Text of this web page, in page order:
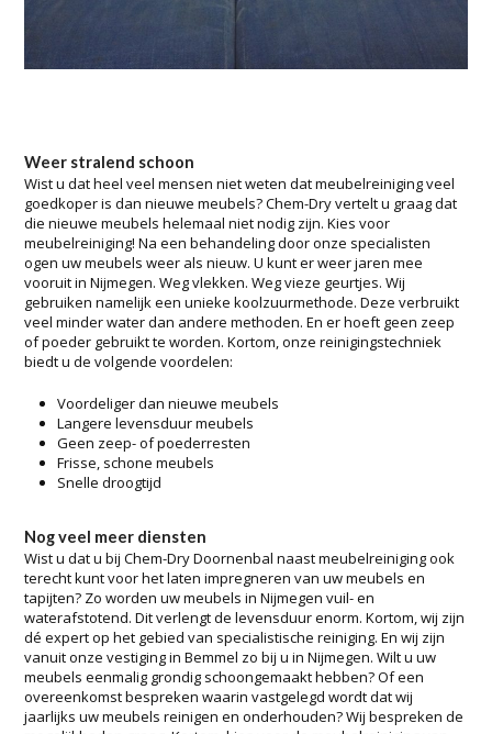
Weer stralend schoon
Wist u dat heel veel mensen niet weten dat meubelreiniging veel
goedkoper is dan nieuwe meubels? Chem-Dry vertelt u graag dat
die nieuwe meubels helemaal niet nodig zijn. Kies voor
meubelreiniging! Na een behandeling door onze specialisten
ogen uw meubels weer als nieuw. U kunt er weer jaren mee
vooruit in Nijmegen. Weg vlekken. Weg vieze geurtjes. Wij
gebruiken namelijk een unieke koolzuurmethode. Deze verbruikt
veel minder water dan andere methoden. En er hoeft geen zeep
of poeder gebruikt te worden. Kortom, onze reinigingstechniek
biedt u de volgende voordelen:
Voordeliger dan nieuwe meubels
Langere levensduur meubels
Geen zeep- of poederresten
Frisse, schone meubels
Snelle droogtijd
Nog veel meer diensten
Wist u dat u bij Chem-Dry Doornenbal naast meubelreiniging ook
terecht kunt voor het laten impregneren van uw meubels en
tapijten? Zo worden uw meubels in Nijmegen vuil- en
waterafstotend. Dit verlengt de levensduur enorm. Kortom, wij zijn
dé expert op het gebied van specialistische reiniging. En wij zijn
vanuit onze vestiging in Bemmel zo bij u in Nijmegen. Wilt u uw
meubels eenmalig grondig schoongemaakt hebben? Of een
overeenkomst bespreken waarin vastgelegd wordt dat wij
jaarlijks uw meubels reinigen en onderhouden? Wij bespreken de